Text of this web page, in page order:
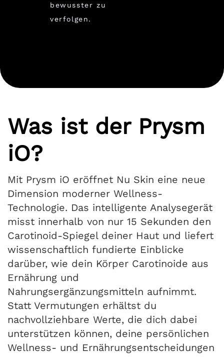
bewusster zu
verfolgen.
Was ist der Prysm
iO?
Mit Prysm iO eröffnet Nu Skin eine neue
Dimension moderner Wellness-
Technologie. Das intelligente Analysegerät
misst innerhalb von nur 15 Sekunden den
Carotinoid-Spiegel deiner Haut und liefert
wissenschaftlich fundierte Einblicke
darüber, wie dein Körper Carotinoide aus
Ernährung und
Nahrungsergänzungsmitteln aufnimmt.
Statt Vermutungen erhältst du
nachvollziehbare Werte, die dich dabei
unterstützen können, deine persönlichen
Wellness- und Ernährungsentscheidungen